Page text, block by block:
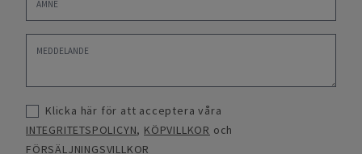
Klicka här för att acceptera våra
INTEGRITETSPOLICYN, KÖPVILLKOR och
FÖRSÄLJNINGSVILLKOR